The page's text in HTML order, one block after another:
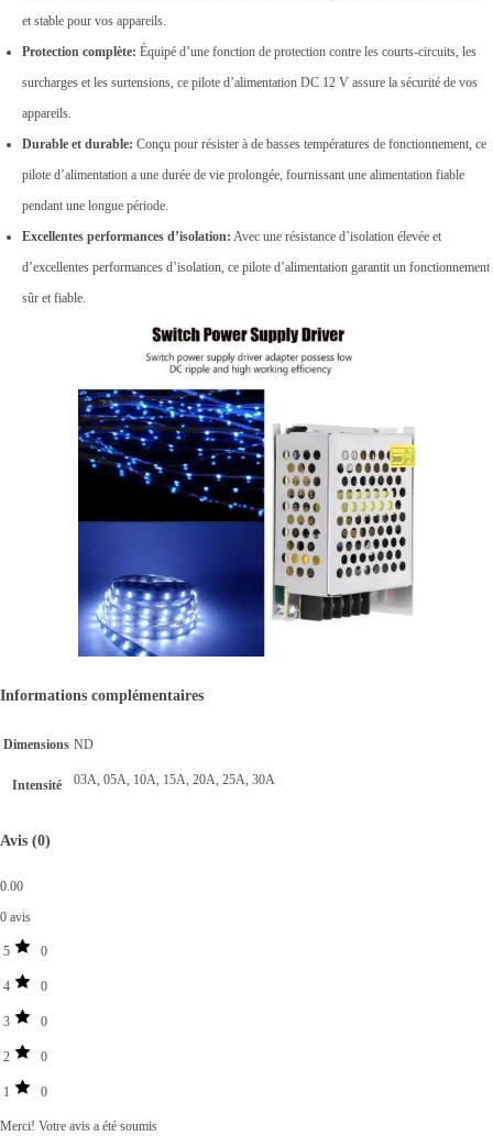
et stable pour vos appareils.
Protection complète: Équipé d’une fonction de protection contre les courts-circuits, les
surcharges et les surtensions, ce pilote d’alimentation DC 12 V assure la sécurité de vos
appareils.
Durable et durable: Conçu pour résister à de basses températures de fonctionnement, ce
pilote d’alimentation a une durée de vie prolongée, fournissant une alimentation fiable
pendant une longue période.
Excellentes performances d’isolation: Avec une résistance d’isolation élevée et
d’excellentes performances d’isolation, ce pilote d’alimentation garantit un fonctionnement
sûr et fiable.
Informations complémentaires
Dimensions ND
Intensité 03A, 05A, 10A, 15A, 20A, 25A, 30A
Avis (0)
0.00
0 avis
5 0
4 0
3 0
2 0
1 0
Merci! Votre avis a été soumis